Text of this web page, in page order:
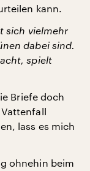
kann.
sich vielmehr
dabei sind.
spielt
Briefe doch
lass es mich
ohnehin beim